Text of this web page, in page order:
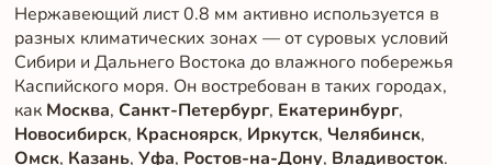
Нержавеющий лист 0.8 мм активно используется в
разных климатических зонах — от суровых условий
Сибири и Дальнего Востока до влажного побережья
Каспийского моря. Он востребован в таких городах,
как Москва, Санкт-Петербург, Екатеринбург,
Новосибирск, Красноярск, Иркутск, Челябинск,
Омск, Казань, Уфа, Ростов-на-Дону, Владивосток.